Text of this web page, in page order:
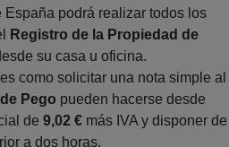
España podrá realizar todos los
Registro de la Propiedad de
su casa u oficina.
como solicitar una nota simple al
Pego pueden hacerse desde
de 9,02 € más IVA y disponer de
a dos horas.